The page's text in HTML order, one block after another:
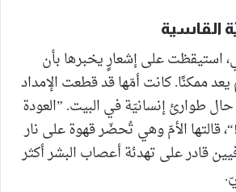
القاسية
استيقظت على إشعارٍ يخبرها بأن
يعد ممكنًا. كانت أمّها قد قطعت الإمداد
طوارئ إنسانيّة في البيت. ”العودة
قالتها الأمّ وهي تُحضّر قهوة على نار
قادر على تهدئة أعصاب البشر أكثر